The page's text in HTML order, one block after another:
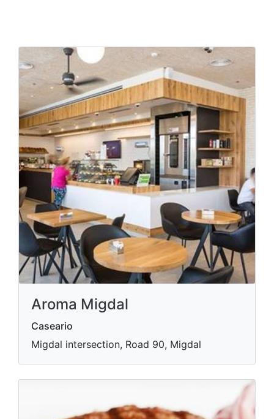
Aroma Migdal
Caseario
Migdal intersection, Road 90, Migdal